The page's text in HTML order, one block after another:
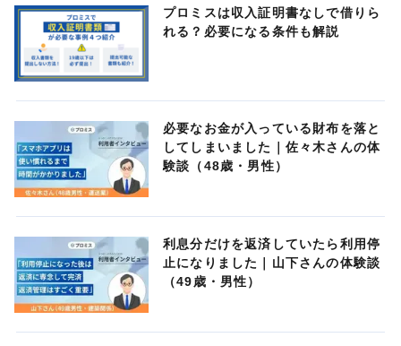
プロミスは収入証明書なしで借りら
れる？必要になる条件も解説
必要なお金が入っている財布を落と
してしまいました｜佐々木さんの体
験談（48歳・男性）
利息分だけを返済していたら利用停
止になりました｜山下さんの体験談
（49歳・男性）